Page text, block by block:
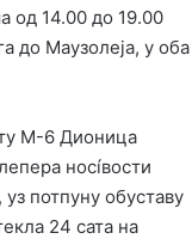
од 14.00 до 19.00
до Маузолеја, у оба
М-6 Дионица
носíвости
потпуну обуставу
24 сата на